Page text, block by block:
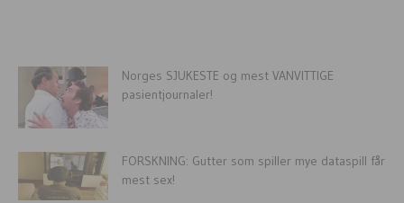
Norges SJUKESTE og mest VANVITTIGE
pasientjournaler!
FORSKNING: Gutter som spiller mye dataspill får
mest sex!